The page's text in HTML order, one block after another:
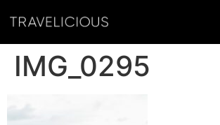
IMG_0295